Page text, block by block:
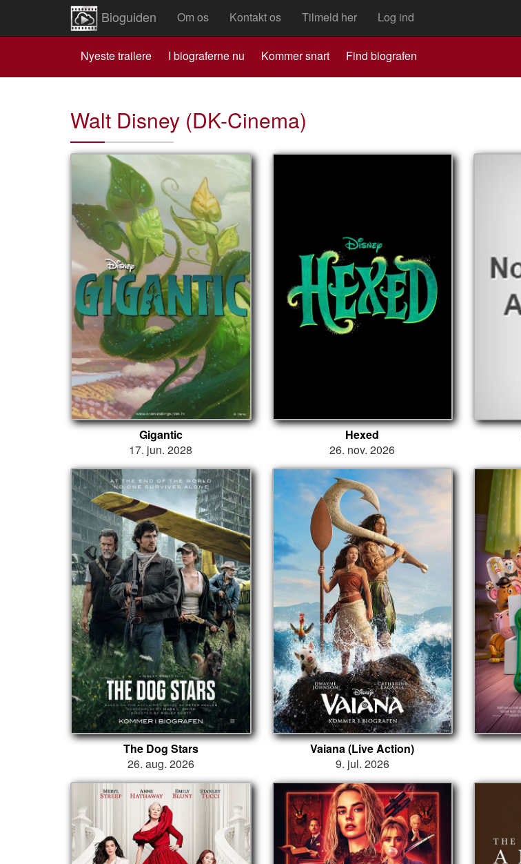
Bioguiden Om os Kontakt os Tilmeld her Log ind
Nyeste trailere I biograferne nu Kommer snart Find biografen
Walt Disney (DK-Cinema)
Gigantic
17. jun. 2028
Hexed
26. nov. 2026
The Dog Stars
26. aug. 2026
Vaiana (Live Action)
9. jul. 2026